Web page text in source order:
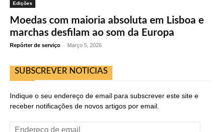
Edições
Moedas com maioria absoluta em Lisboa e
marchas desfilam ao som da Europa
Repórter de serviço - Março 5, 2026
SUBSCREVER NOTICIAS
Indique o seu endereço de email para subscrever este site e
receber notificações de novos artigos por email.
Endereço